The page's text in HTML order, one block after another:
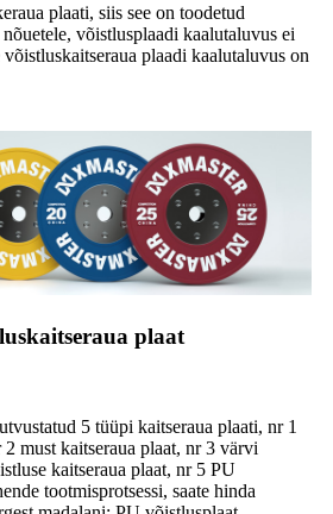
plaati, siis see on toodetud
võistlusplaadi kaalutaluvus ei
plaadi kaalutaluvus on
plaat
5 tüüpi kaitseraua plaati, nr 1
must kaitseraua plaat, nr 3 värvi
kaitseraua plaat, nr 5 PU
tootmisprotsessi, saate hinda